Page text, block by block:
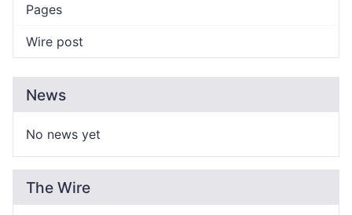
Pages
Wire post
News
No news yet
The Wire